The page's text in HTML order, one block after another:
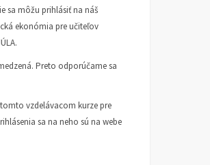
sa môžu prihlásiť na náš
ekonómia pre učiteľov
Preto odporúčame sa
vzdelávacom kurze pre
sa na neho sú na webe